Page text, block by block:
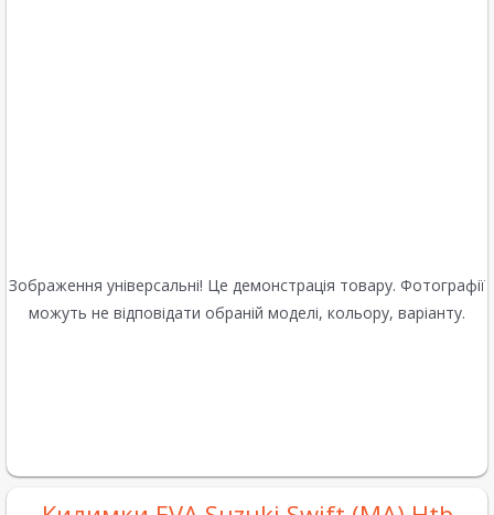
Зображення універсальні! Це демонстрація товару. Фотографії
можуть не відповідати обраній моделі, кольору, варіанту.